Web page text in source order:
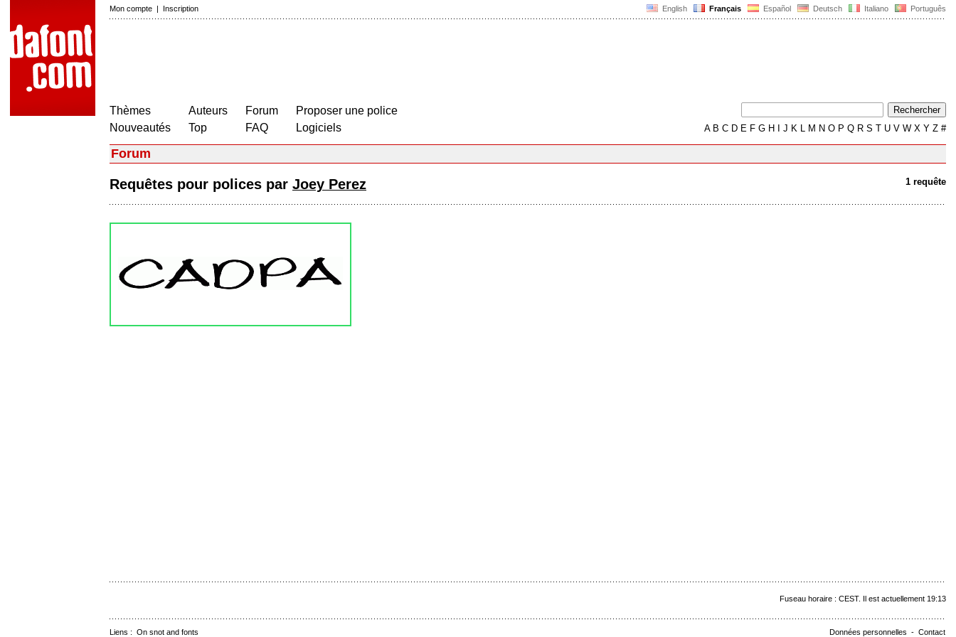
English Français Español Deutsch Italiano Português
Mon compte | Inscription
Thèmes
Nouveautés
Auteurs
Top
Forum
FAQ
Proposer une police
Logiciels
AB C D E F G H J K L M N O P Q R S T U V W X Y Z #
Forum
1 requête
Requêtes pour polices par Joey Perez
Fuseau horaire : CEST. Il est actuellement 19:13
Données personnelles - Contact
Liens : On snot and fonts